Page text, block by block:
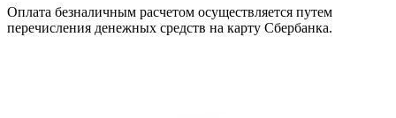
Оплата безналичным расчетом осуществляется путем
перечисления денежных средств на карту Сбербанка.